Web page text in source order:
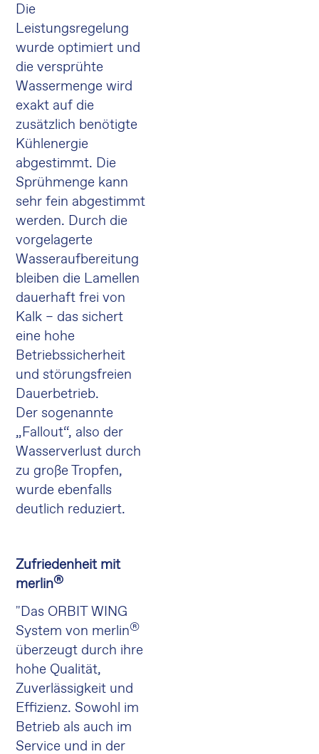
Die
Leistungsregelung
wurde optimiert und
die versprühte
Wassermenge wird
exakt auf die
zusätzlich benötigte
Kühlenergie
abgestimmt. Die
Sprühmenge kann
sehr fein abgestimmt
werden. Durch die
vorgelagerte
Wasseraufbereitung
bleiben die Lamellen
dauerhaft frei von
Kalk – das sichert
eine hohe
Betriebssicherheit
und störungsfreien
Dauerbetrieb.
Der sogenannte
„Fallout“, also der
Wasserverlust durch
zu große Tropfen,
wurde ebenfalls
deutlich reduziert.
Zufriedenheit mit
merlin®
"Das ORBIT WING
System von merlin®
überzeugt durch ihre
hohe Qualität,
Zuverlässigkeit und
Effizienz. Sowohl im
Betrieb als auch im
Service und in der